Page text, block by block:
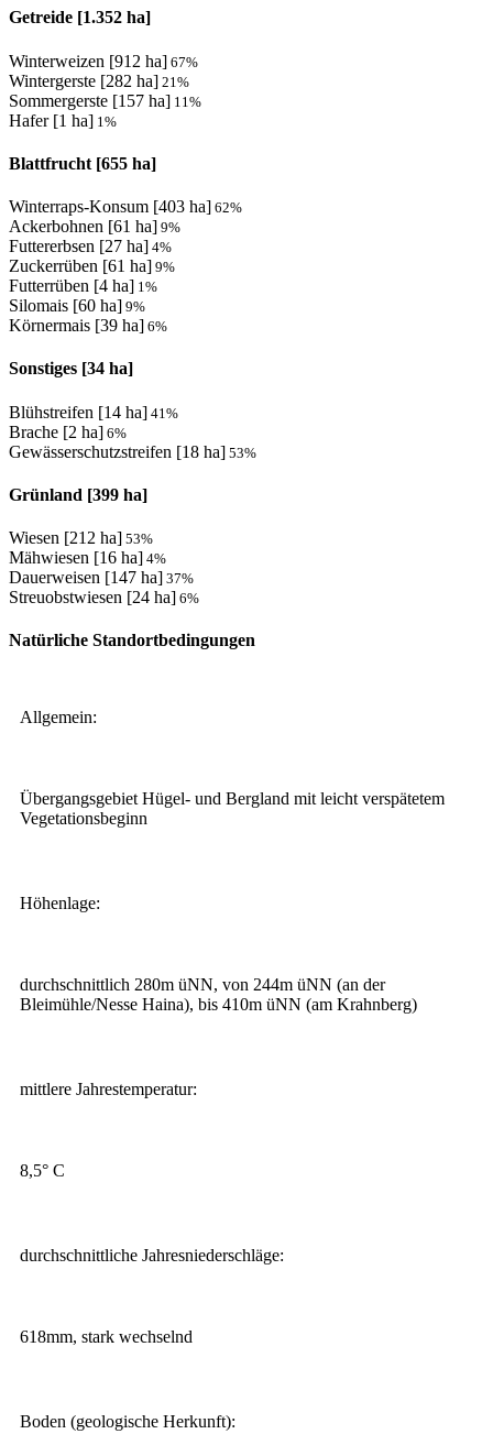
Getreide [1.352 ha]
Winterweizen [912 ha] 67%
Wintergerste [282 ha] 21 %
Sommergerste [157 ha] 11 %
Hafer [1 ha] 1 %
Blattfrucht [655 ha]
Winterraps-Konsum [403 ha] 62%
Ackerbohnen [61 ha] 9%
Futtererbsen [27 ha] 4%
Zuckerrüben [61 ha] 9%
Futterrüben [4 ha] 1%
Silomais [60 ha] 9%
Körnermais [39 ha] 6%
Sonstiges [34 ha]
Blühstreifen [14 ha] 41 %
Brache [2 ha] 6%
Gewässerschutzstreifen [18 ha] 53%
Grünland [399 ha]
Wiesen [212 ha] 53%
Mähwiesen [16 ha] 4%
Dauerweisen [147 ha] 37%
Streuobstwiesen [24 ha] 6%
Natürliche Standortbedingungen
Allgemein:
Übergangsgebiet Hügel- und Bergland mit leicht verspätetem
Vegetationsbeginn
Höhenlage:
durchschnittlich 280m üNN, von 244m üNN (an der
Bleimühle/Nesse Haina), bis 410m üNN (am Krahnberg)
mittlere Jahrestemperatur:
8,5° C
durchschnittliche Jahresniederschläge:
618mm, stark wechselnd
Boden (geologische Herkunft):